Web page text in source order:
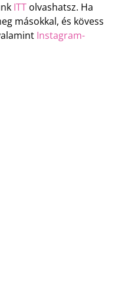
ITTolvashatsz. Ha
másokkal, és kövess
Instagram-